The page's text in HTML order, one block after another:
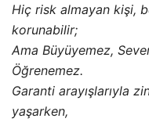
Hiç risk almayan kişi,
korunabilir;
Ama Büyüyemez,
Öğrenemez.
Garanti arayışlarıyla
yaşarken,